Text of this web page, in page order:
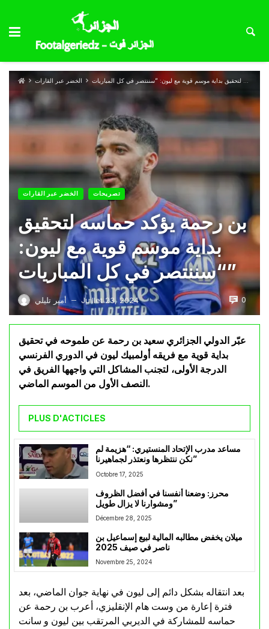
الخضر عبر القارات
الخضر عبر القارات تصريحات
بن رحمة يؤكد حماسه لتحقيق
بداية موسم قوية مع ليون:
“سننتصر في كل المباريات”
أمير تليلي — Juillet 23, 2024 0
عبّر الدولي الجزائري سعيد بن رحمة عن طموحه في تحقيق
بداية قوية مع فريقه أولمبيك ليون في الدوري الفرنسي
الدرجة الأولى، لتجنب المشاكل التي واجهها الفريق في
النصف الأول من الموسم الماضي.
PLUS D'ACTICLES
مساعد مدرب الإتحاد المنستيري: “هزيمة لم
نكن ننتظرها ونعتذر لجماهيرنا”
Octobre 17, 2025
محرز: وضعنا أنفسنا في أفضل الظروف
ومشوارنا لا يزال طويل”
Décembre 28, 2025
ميلان يخفض مطالبه المالية لبيع إسماعيل بن
ناصر في صيف 2025
Novembre 25, 2024
بعد انتقاله بشكل دائم إلى ليون في نهاية جوان الماضي، بعد
فترة إعارة من وست هام الإنقليزي، أعرب بن رحمة عن
حماسه للمشاركة في الديربي المرتقب بين ليون و سانت